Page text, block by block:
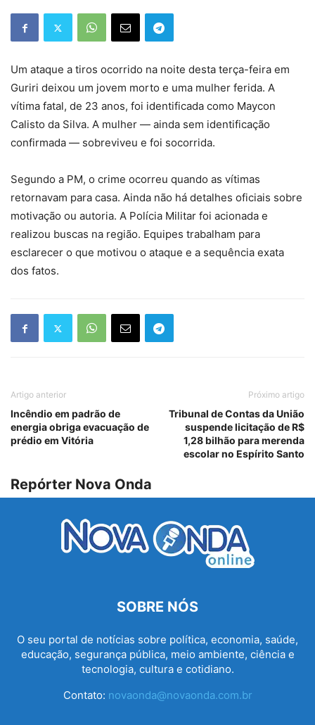
Um ataque a tiros ocorrido na noite desta terça-feira em
Guriri deixou um jovem morto e uma mulher ferida. A
vítima fatal, de 23 anos, foi identificada como Maycon
Calisto da Silva. A mulher — ainda sem identificação
confirmada — sobreviveu e foi socorrida.
Segundo a PM, o crime ocorreu quando as vítimas
retornavam para casa. Ainda não há detalhes oficiais sobre
motivação ou autoria. A Polícia Militar foi acionada e
realizou buscas na região. Equipes trabalham para
esclarecer o que motivou o ataque e a sequência exata
dos fatos.
Artigo anterior
Incêndio em padrão de
energia obriga evacuação de
prédio em Vitória
Próximo artigo
Tribunal de Contas da União
suspende licitação de R$
1,28 bilhão para merenda
escolar no Espírito Santo
Repórter Nova Onda
SOBRE NÓS
O seu portal de notícias sobre política, economia, saúde,
educação, segurança pública, meio ambiente, ciência e
tecnologia, cultura e cotidiano.
Contato: novaonda@novaonda.com.br